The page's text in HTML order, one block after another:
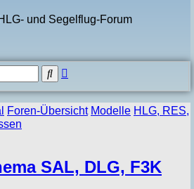
und Segelflug-Forum
Suche
Foren-Übersicht Modelle HLG, RES,
SAL, DLG, F3K